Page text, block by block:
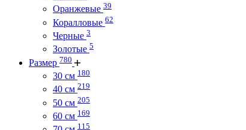
Оранжевые 39
Коралловые 62
Черные 3
Золотые 5
Размер 780
30 см 180
40 см 219
50 см 205
60 см 169
115